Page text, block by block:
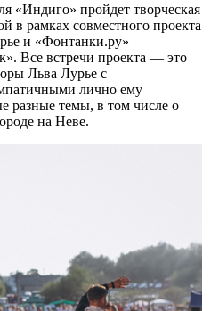
«Индиго» пройдет творческая
в рамках совместного проекта
и «Фонтанки.ру»
Все встречи проекта — это
Льва Лурье с
лично ему
разные темы, в том числе о
на Неве.